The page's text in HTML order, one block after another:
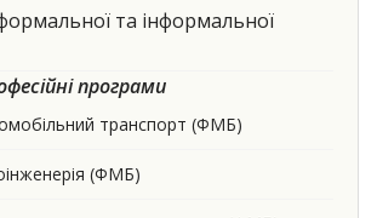
та інформальної
програми
транспорт (ФМБ)
(ФМБ)